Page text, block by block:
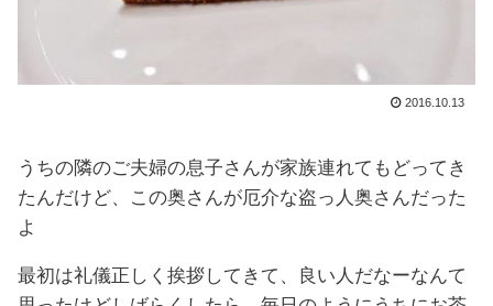
2016.10.13
うちの隣のご夫婦の息子さんが家族連れてもどってき
たんだけど、この奥さんが厄介な盗っ人奥さんだった
よ
最初は礼儀正しく挨拶してきて、良い人だなーなんて